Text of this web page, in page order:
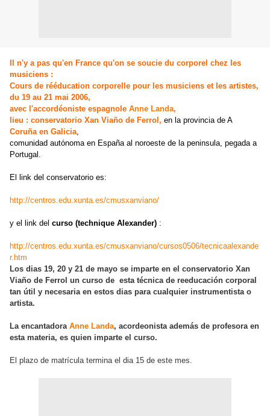
Il n'y a pas qu'en France qu'on se soucie du corporel chez les
musiciens :
Cours de rééducation corporelle pour les musiciens et les artistes,
du 19 au 21 mai 2006,
avec l'accordéoniste espagnole Anne Landa,
lieu : conservatorio Xan Viaño de Ferrol, en la provincia de A
Coruña en Galicia,
comunidad autónoma en España al noroeste de la peninsula, pegada a
Portugal.
El link del conservatorio es:
http://centros.edu.xunta.es/cmusxanviano/
y el link del curso (technique Alexander) :
http://centros.edu.xunta.es/cmusxanviano/cursos0506/tecnicaalexande
r.htm
Los dias 19, 20 y 21 de mayo se imparte en el conservatorio Xan
Viaño de Ferrol un curso de esta técnica de reeducación corporal
tan útil y necesaria en estos dias para cualquier instrumentista o
artista.
La encantadora Anne Landa, acordeonista además de profesora en
esta materia, es quien imparte el curso.
El plazo de matrícula termina el dia 15 de este mes.